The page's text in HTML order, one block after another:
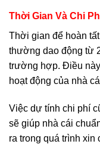
Thời Gian Và Chi
Thời gian để hoàn
thường dao động từ
trường hợp. Điều
hoạt động của nhà
Việc dự tính chi phí
sẽ giúp nhà cái
ra trong quá trình xin